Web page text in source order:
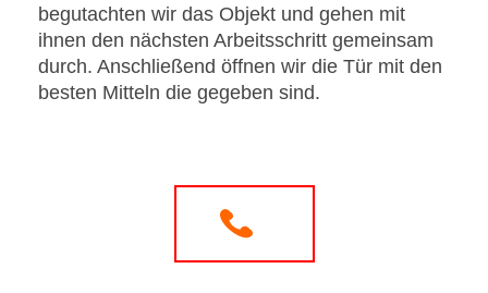
begutachten wir das Objekt und gehen mit
ihnen den nächsten Arbeitsschritt gemeinsam
durch. Anschließend öffnen wir die Tür mit den
besten Mitteln die gegeben sind.